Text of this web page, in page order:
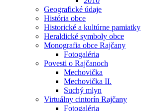
Geografické údaje
História obce
Historické a kultúrne pamiatky
Heraldické symboly obce
Monografia obce Rajčany
Fotogaléria
Povesti o Rajčanoch
Mechovička
Mechovička II.
Suchý mlyn
Virtuálny cintorín Rajčany
Fotogaléria